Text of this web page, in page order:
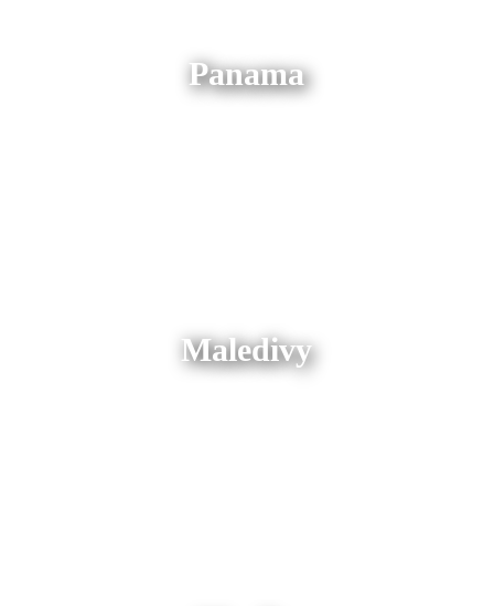
Panama
Maledivy